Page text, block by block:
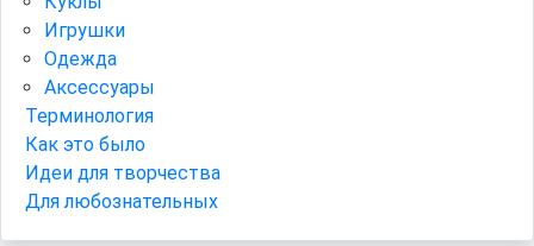
Игрушки
Одежда
Аксессуары
Терминология
Как это было
Идеи для творчества
Для любознательных